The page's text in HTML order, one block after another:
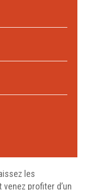
les
profiter d’un